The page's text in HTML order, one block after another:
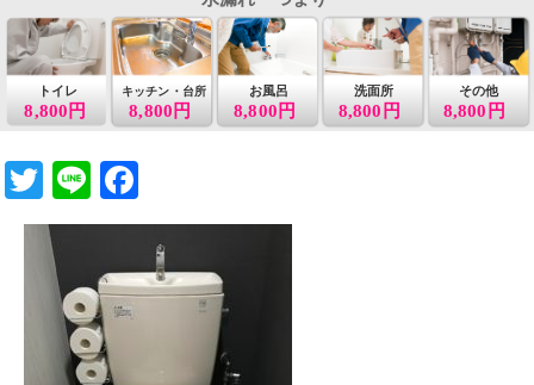
8,800円
トイレ
8,800円
キッチン・台所 お風呂
8,800円
洗面所
8,800円
その他
8,800円
T
wi
tt
er
Li
n a
c
e